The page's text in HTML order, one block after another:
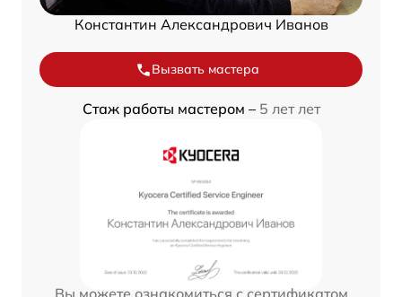
Константин Александрович Иванов
Вызвать мастера
Стаж работы мастером – 5 лет лет